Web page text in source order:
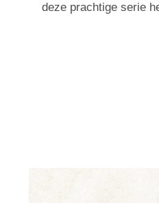
deze prachtige serie